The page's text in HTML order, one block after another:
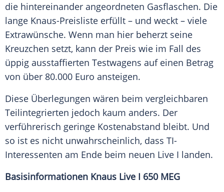
die hintereinander angeordneten Gasflaschen. Die
lange Knaus-Preisliste erfüllt – und weckt – viele
Extrawünsche. Wenn man hier beherzt seine
Kreuzchen setzt, kann der Preis wie im Fall des
üppig ausstaffierten Testwagens auf einen Betrag
von über 80.000 Euro ansteigen.
Diese Überlegungen wären beim vergleichbaren
Teilintegrierten jedoch kaum anders. Der
verführerisch geringe Kostenabstand bleibt. Und
so ist es nicht unwahrscheinlich, dass TI-
Interessenten am Ende beim neuen Live I landen.
Basisinformationen Knaus Live I 650 MEG